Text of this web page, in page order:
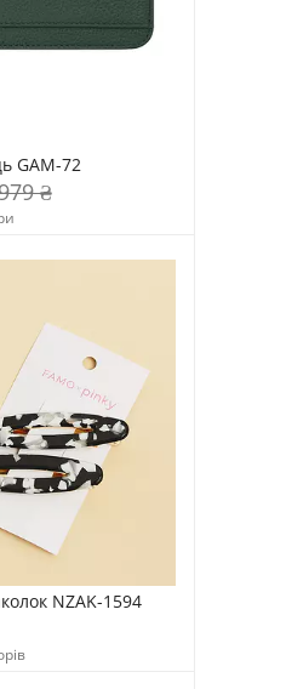
GAM-72
₴
NZAK-1594